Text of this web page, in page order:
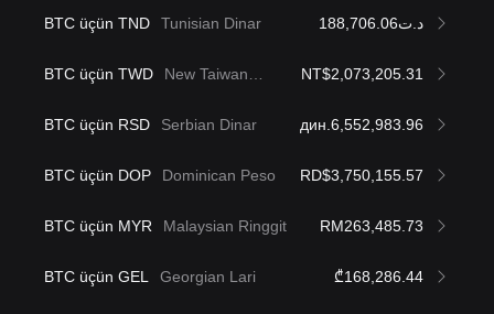
BTC üçün TND Tunisian Dinar د.ت188,706.06
BTC üçün TWD
New Taiwan
NT$2,073,205.31
BTC üçün RSD Serbian Dinar дин.6,552,983.96
BTC üçün DOP Dominican Peso RD$3,750,155.57
BTC üçün MYR Malaysian Ringgit RM263,485.73
BTC üçün GEL Georgian Lari ₾168,286.44